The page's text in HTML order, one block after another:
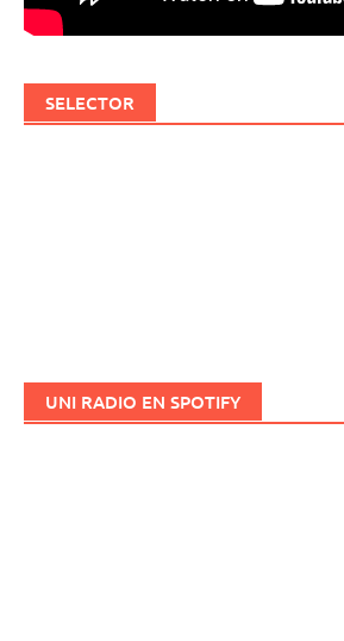
SELECTOR
UNI RADIO EN SPOTIFY